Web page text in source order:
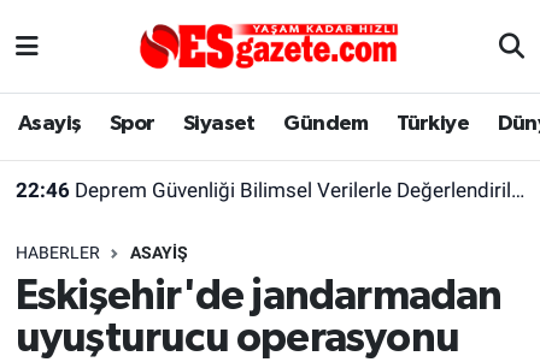
Asayiş Spor Siyaset Gündem Türkiye
22:46 Deprem Güvenliği Bilimsel Verilerle Değerlendirilmeli
HABERLER ASAYIŞ
Eskişehir'de jandarmadan
uyuşturucu operasyonu
Asayiş
Gündem
Türkiye
Yaşam
Eskişehirspor Arşivi
Eskişehir Arşivi
Eskişehir Nöbetçi Eczaneler
Süper Lig Puan Durumu ve Fikstür
Tüm Manşetler